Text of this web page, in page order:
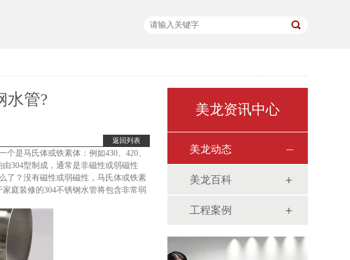
水管?
返回列表
是马氏体或铁素体：例如430、420、
304型制成，通常是非磁性或弱磁性
了？没有磁性或弱磁性，马氏体或铁素
庭装修的304不锈钢水管将包含非常弱
美龙资讯中心
美龙动态
美龙百科
工程案例